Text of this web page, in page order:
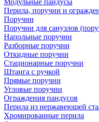
Модульные пандусы
Перила, поручни и
Поручни
Поручни для санузлов
Напольные поручни
Разборные поручни
Откидные поручни
Стационарные поручни
Штанга с ручкой
Прямые поручни
Угловые поручни
Ограждения пандусов
Перила из нержавеющей
Хромированные перила